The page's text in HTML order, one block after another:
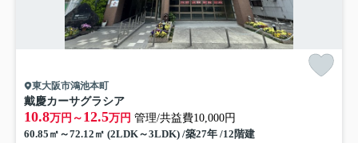
東大阪市鴻池本町
戴慶カーサグラシア
10.8万円～ 12.5万円 管理/共益費10,000円
60.85㎡～72.12㎡ (2LDK～3LDK) /築27年 /12階建